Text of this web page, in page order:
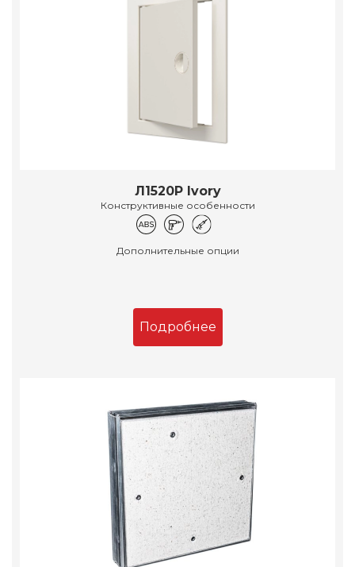
Л1520Р Ivory
Конструктивные особенности
Дополнительные опции
Подробнее